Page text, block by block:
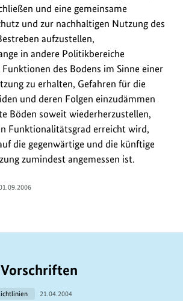
und eine gemeinsame
und zur nachhaltigen Nutzung des
aufzustellen,
in andere Politikbereiche
des Bodens im Sinne einer
zu erhalten, Gefahren für die
und deren Folgen einzudämmen
Böden soweit wiederherzustellen,
Funktionalitätsgrad erreicht wird,
die gegenwärtige und die künftige
zumindest angemessen ist.
21.04.2004